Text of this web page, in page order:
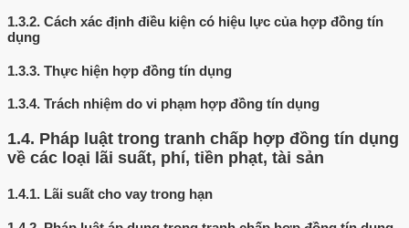
1.3.2. Cách xác định điều kiện có hiệu lực của hợp đồng tín
dụng
1.3.3. Thực hiện hợp đồng tín dụng
1.3.4. Trách nhiệm do vi phạm hợp đồng tín dụng
1.4. Pháp luật trong tranh chấp hợp đồng tín dụng
về các loại lãi suất, phí, tiền phạt, tài sản
1.4.1. Lãi suất cho vay trong hạn